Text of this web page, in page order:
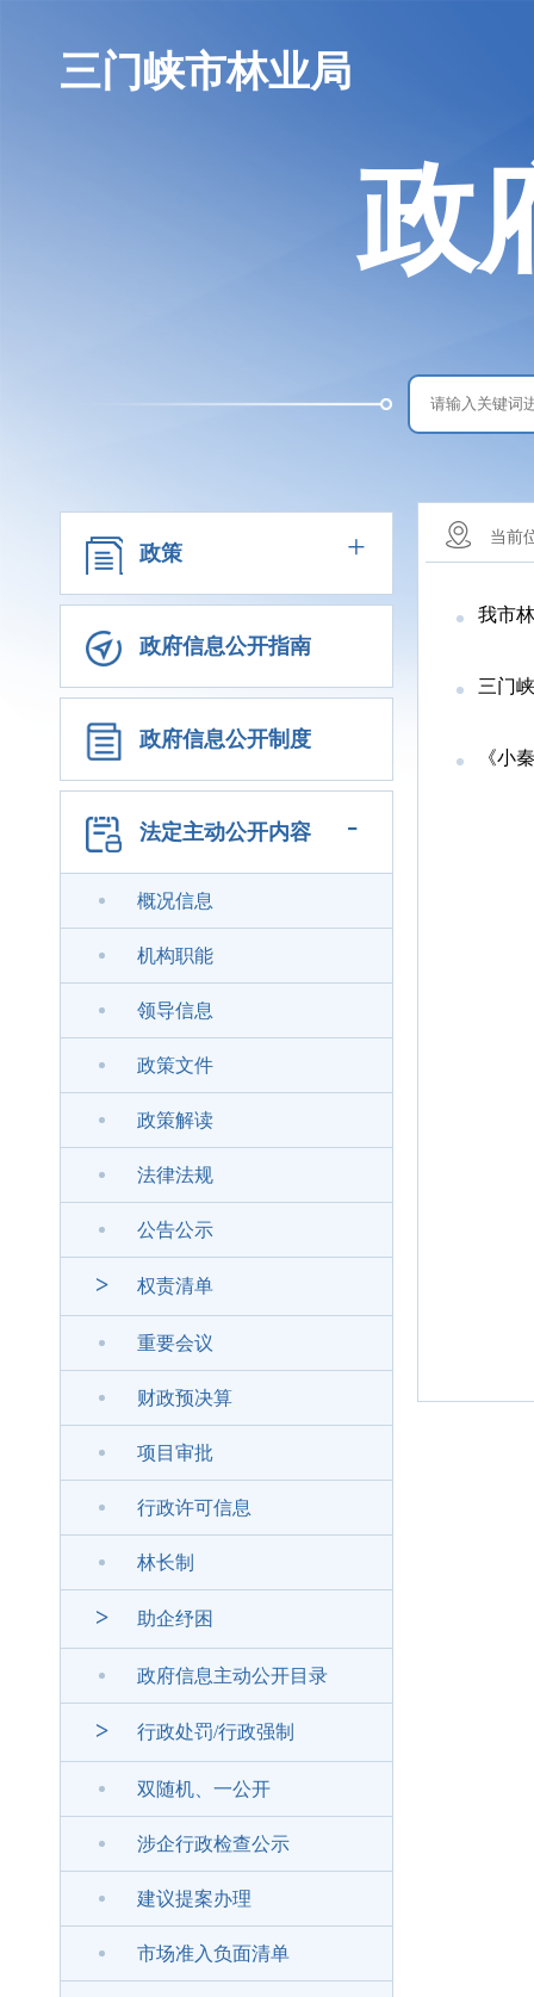
三门峡市林业局
政
政策 +
政府信息公开指南
政府信息公开制度
法定主动公开内容 -
概况信息
机构职能
领导信息
政策文件
政策解读
法律法规
公告公示
> 权责清单
重要会议
财政预决算
项目审批
行政许可信息
林长制
> 助企纾困
政府信息主动公开目录
> 行政处罚/行政强制
双随机、一公开
涉企行政检查公示
建议提案办理
市场准入负面清单
当前
我市
三门
《小秦